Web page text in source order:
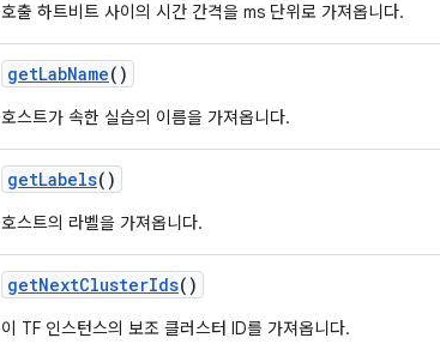
호출 하트비트 사이의 시간 간격을 ms 단위로 가져옵니다.
getLabName()
호스트가 속한 실습의 이름을 가져옵니다.
getLabels()
호스트의 라벨을 가져옵니다.
getNextClusterIds()
이 TF 인스턴스의 보조 클러스터 ID를 가져옵니다.